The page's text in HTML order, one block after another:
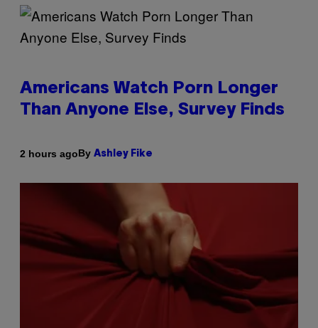
Americans Watch Porn Longer
Than Anyone Else, Survey Finds
2 hours agoBy Ashley Fike